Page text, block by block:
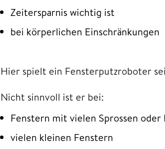
Zeitersparnis wichtig ist
bei körperlichen Einschränkungen
Hier spielt ein Fensterputzroboter
Nicht sinnvoll ist er bei:
Fenstern mit vielen Sprossen oder
vielen kleinen Fenstern